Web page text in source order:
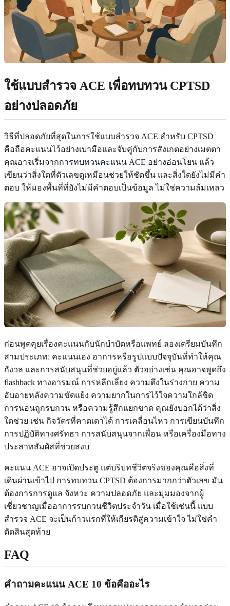
ใช้แบบสำรวจ ACE เพื่อทบทวน CPTSD
อย่างปลอดภัย
วิธีที่ปลอดภัยที่สุดในการใช้แบบสำรวจ ACE สำหรับ CPTSD
คือถือคะแนนไว้อย่างเบามือและจับคู่กับการสังเกตอย่างเมตตา
คุณอาจเริ่มจากการทบทวนคะแนน ACE อย่างอ่อนโยน แล้ว
เขียนว่าสิ่งใดที่ตัวเลขดูเหมือนช่วยให้ชัดขึ้น และสิ่งใดยังไม่มีคำ
ตอบ ให้มองพื้นที่ที่ยังไม่มีคำตอบเป็นข้อมูล ไม่ใช่ความล้มเหลว
ก่อนพูดคุยเรื่องคะแนนกับนักบำบัดหรือแพทย์ ลองเตรียมบันทึก
สามประเภท: คะแนนเอง อาการหรือรูปแบบปัจจุบันที่ทำให้คุณ
กังวล และการสนับสนุนที่ช่วยอยู่แล้ว ตัวอย่างเช่น คุณอาจพูดถึง
flashback ทางอารมณ์ การหลีกเลี่ยง ความตึงในร่างกาย ความ
อับอายหลังความขัดแย้ง ความยากในการไว้ใจความใกล้ชิด
การนอนถูกรบกวน หรือความรู้สึกแยกขาด คุณยังบอกได้ว่าสิ่ง
ใดช่วย เช่น กิจวัตรที่คาดเดาได้ การเคลื่อนไหว การเขียนบันทึก
การปฏิบัติทางศรัทธา การสนับสนุนจากเพื่อน หรือเครื่องมือทาง
ประสาทสัมผัสที่ช่วยสงบ
คะแนน ACE อาจเปิดประตู แต่บริบทชีวิตจริงของคุณคือสิ่งที่
เดินผ่านเข้าไป การทบทวน CPTSD ต้องการมากกว่าตัวเลข มัน
ต้องการการดูแล จังหวะ ความปลอดภัย และมุมมองจากผู้
เชี่ยวชาญเมื่ออาการรบกวนชีวิตประจำวัน เมื่อใช้เช่นนี้ แบบ
สำรวจ ACE จะเป็นก้าวแรกที่ให้เกียรติสู่ความเข้าใจ ไม่ใช่คำ
ตัดสินสุดท้าย
FAQ
คำถามคะแนน ACE 10 ข้อคืออะไร